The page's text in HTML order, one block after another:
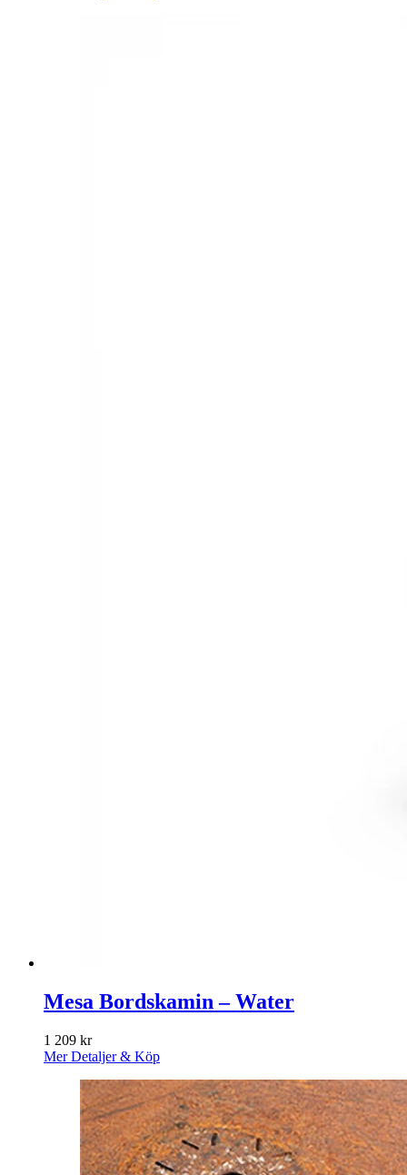
Mesa Bordskamin – Water
1 209 kr
Mer Detaljer & Köp